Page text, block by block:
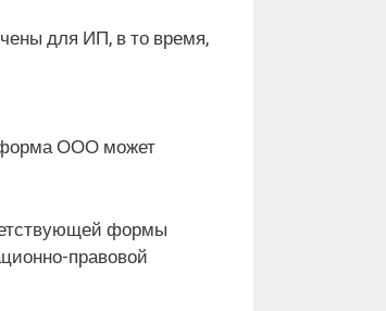
для ИП, в то время,
форма ООО может
формы
правовой